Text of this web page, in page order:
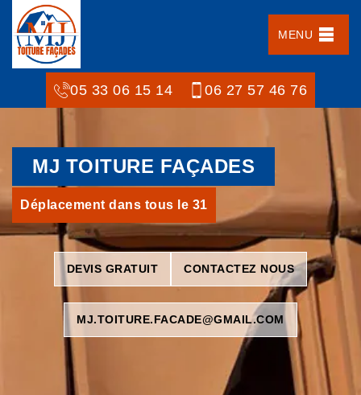
MENU
05 33 06 15 14 06 27 57 46 76
MJ TOITURE FAÇADES
Déplacement dans tous le 31
DEVIS GRATUIT CONTACTEZ NOUS
MJ.TOITURE.FACADE@GMAIL.COM